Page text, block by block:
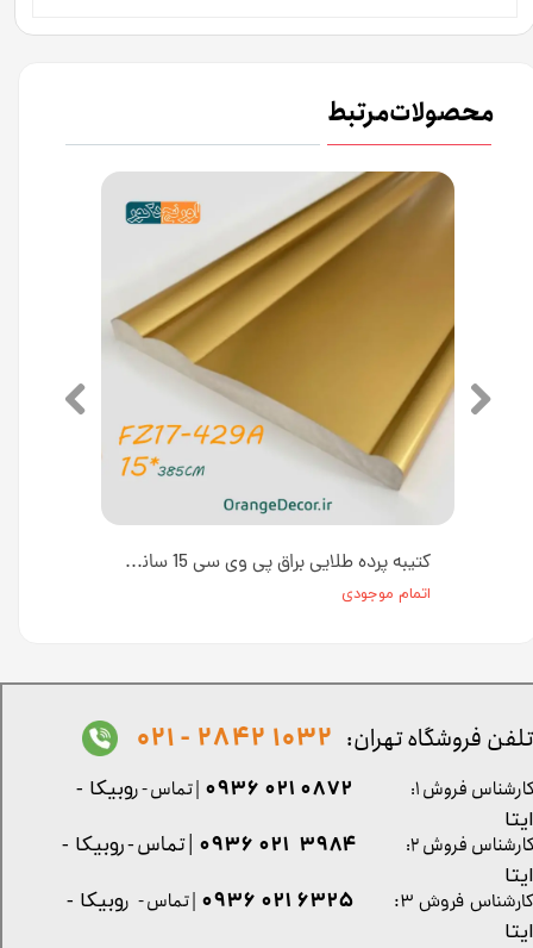
محصولات مرتبط
کتیبه پرده طلایی براق پی وی سی 15 سانت کد FZ17-429A طول ۳/۸۵ متر
اتمام موجودی
کارشناس فروش ۳: ۶۳۲۵ ۰۲۱ ۰۹۳۶ | تماس - روبیکا -
ایتا
تلفن فروشگاه تهران: 1032 2842 - 021
کارشناس فروش ۱: 0872 021 0936 | تماس - روبیکا -
ایتا
کارشناس فروش ۲:
۳۹۸۴ ۰۲۱ ۰۹۳۶ | تماس - روبیکا -
ایتا